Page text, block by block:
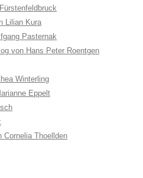
Lilian Kura
Pasternak
von Hans Peter Roentgen
Winterling
Eppelt
Cornelia Thoellden